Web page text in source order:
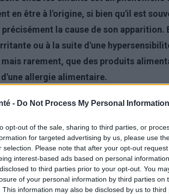
- Do Not Process My Personal Information
opt-out of the sale, sharing to third parties, or
for targeted advertising by us, please use
selection. Please note that after your opt-out
interest-based ads based on personal
to third parties prior to your opt-out. You
of your personal information by third parties on
This information may also be disclosed by us to
en être à l'origine, si bien qu'il est
la cause de son apparition.
ou à la suite d'une
rarement, que des produits
allergie alimentaire.